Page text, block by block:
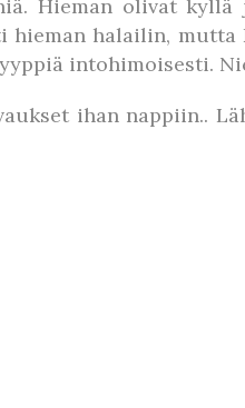
Hieman olivat kyllä
hieman halailin, mutta
intohimoisesti.
ihan nappiin..